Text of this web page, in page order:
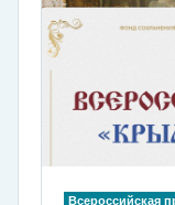
Всероссийская